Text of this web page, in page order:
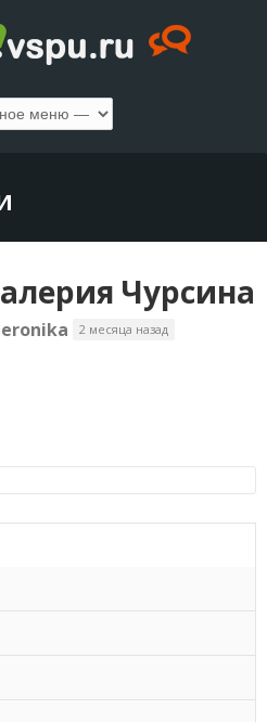
Чурсина
2 месяца назад